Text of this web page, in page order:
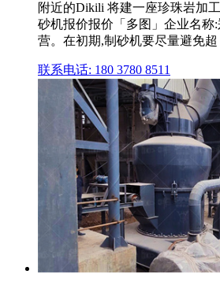
附近的Dikili 将建一座珍珠岩加
砂机报价报价「多图」企业名称
营。在初期,制砂机要尽量避免超
联系电话: 180 3780 8511